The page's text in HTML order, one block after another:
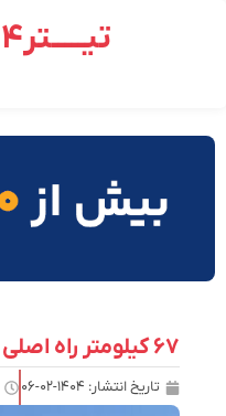
تیـــــتر24
۶۷ کیلومتر راه اصلی در استان اردبیل احداث می‌شود
تاریخ انتشار: ۱۴۰۴-۰۲-۰۶